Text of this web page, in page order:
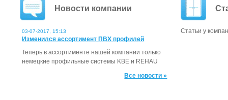
Новости компании
03-07-2017, 15:13
Изменился ассортимент ПВХ профилей
Теперь в ассортименте нашей компании только
немецкие профильные системы KBE и REHAU
Все новости »
Статьи у